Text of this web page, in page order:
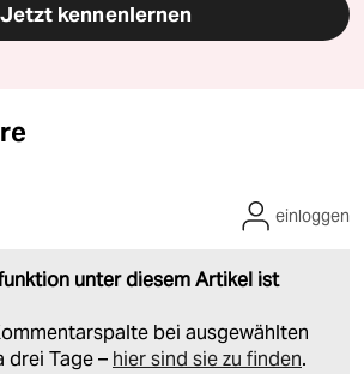
Jetzt kennenlernen
unter diesem Artikel ist
bei ausgewählten
drei Tage – hier sind sie zu finden.
einloggen